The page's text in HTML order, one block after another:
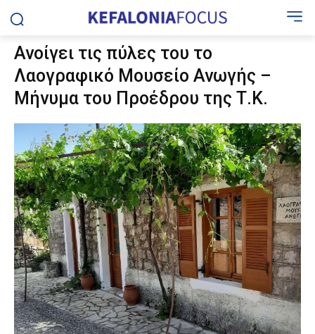
Ανοίγει τις πύλες του το
Λαογραφικό Μουσείο Ανωγής –
Μήνυμα του Προέδρου της Τ.Κ.